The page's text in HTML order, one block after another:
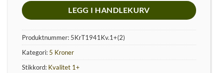
LEGG I HANDLEKURV
Produktnummer: 5KrT1941Kv.1+(2)
Kategori: 5 Kroner
Stikkord: Kvalitet 1+